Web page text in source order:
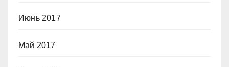
Июнь 2017
Май 2017